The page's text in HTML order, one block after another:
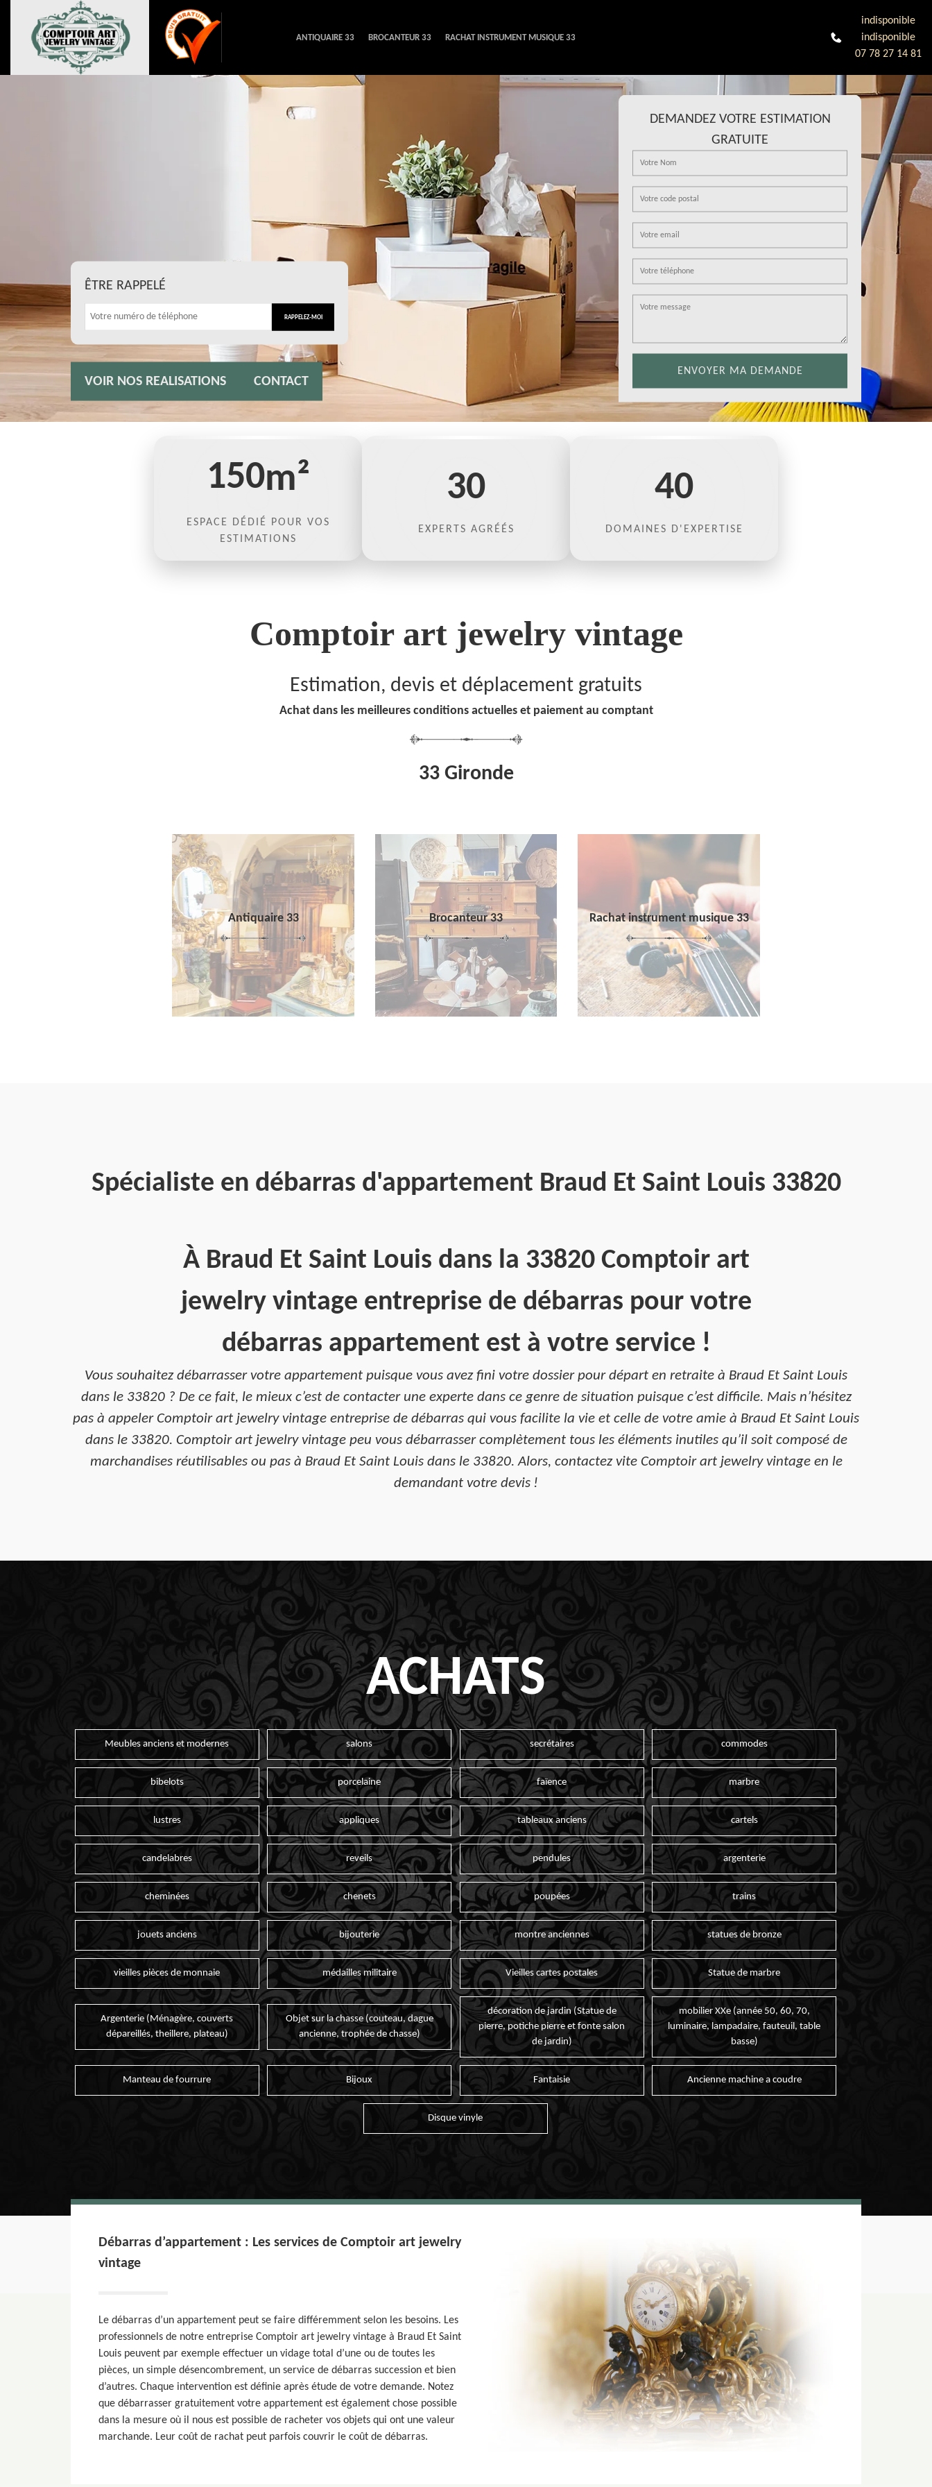
ANTIQUAIRE 33 BROCANTEUR 33 RACHAT INSTRUMENT MUSIQUE 33
indisponible
indisponible
07 78 27 14 81
ÊTRE RAPPELÉ
VOIR NOS REALISATIONS CONTACT
DEMANDEZ VOTRE ESTIMATION
GRATUITE
150m²
ESPACE DÉDIÉ POUR VOS
ESTIMATIONS
30
EXPERTS AGRÉÉS
40
DOMAINES D'EXPERTISE
Comptoir art jewelry vintage
Estimation, devis et déplacement gratuits
Achat dans les meilleures conditions actuelles et paiement au comptant
33 Gironde
Antiquaire 33 Brocanteur 33 Rachat instrument musique 33
Spécialiste en débarras d'appartement Braud Et Saint Louis 33820
À Braud Et Saint Louis dans la 33820 Comptoir art
jewelry vintage entreprise de débarras pour votre
débarras appartement est à votre service !
Vous souhaitez débarrasser votre appartement puisque vous avez fini votre dossier pour départ en retraite à Braud Et Saint Louis
dans le 33820 ? De ce fait, le mieux c’est de contacter une experte dans ce genre de situation puisque c’est difficile. Mais n’hésitez
pas à appeler Comptoir art jewelry vintage entreprise de débarras qui vous facilite la vie et celle de votre amie à Braud Et Saint Louis
dans le 33820. Comptoir art jewelry vintage peu vous débarrasser complètement tous les éléments inutiles qu’il soit composé de
marchandises réutilisables ou pas à Braud Et Saint Louis dans le 33820. Alors, contactez vite Comptoir art jewelry vintage en le
demandant votre devis !
ACHATS
Meubles anciens et modernes salons secrétaires commodes
bibelots porcelaine faïence marbre
lustres appliques tableaux anciens cartels
candelabres reveils pendules argenterie
cheminées chenets poupées trains
jouets anciens bijouterie montre anciennes statues de bronze
vieilles pièces de monnaie médailles militaire Vieilles cartes postales Statue de marbre
Argenterie (Ménagère, couverts
dépareillés, theillere, plateau)
Objet sur la chasse (couteau, dague
ancienne, trophée de chasse)
décoration de jardin (Statue de
pierre, potiche pierre et fonte salon
de jardin)
mobilier XXe (année 50, 60, 70,
luminaire, lampadaire, fauteuil, table
basse)
Manteau de fourrure Bijoux Fantaisie Ancienne machine a coudre
Disque vinyle
Débarras d’appartement : Les services de Comptoir art jewelry
vintage
Le débarras d’un appartement peut se faire différemment selon les besoins. Les
professionnels de notre entreprise Comptoir art jewelry vintage à Braud Et Saint
Louis peuvent par exemple effectuer un vidage total d’une ou de toutes les
pièces, un simple désencombrement, un service de débarras succession et bien
d’autres. Chaque intervention est définie après étude de votre demande. Notez
que débarrasser gratuitement votre appartement est également chose possible
dans la mesure où il nous est possible de racheter vos objets qui ont une valeur
marchande. Leur coût de rachat peut parfois couvrir le coût de débarras.